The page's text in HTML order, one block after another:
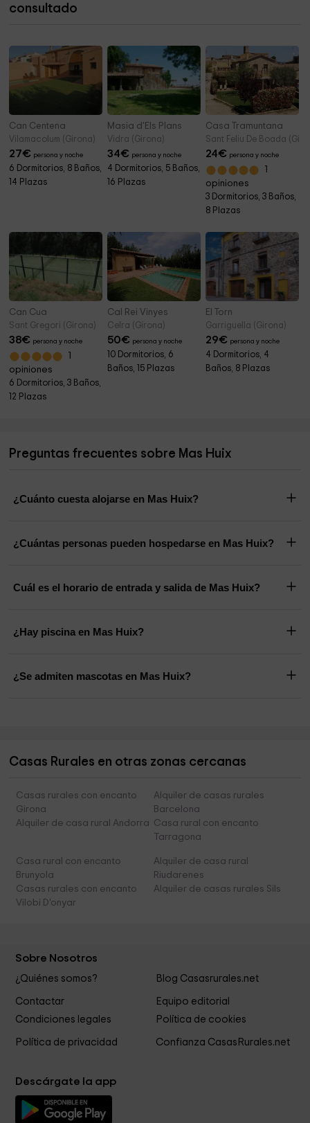
consultado
Can Centena
Vilamacolum (Girona)
27€ persona y noche
6 Dormitorios, 8 Baños,
14 Plazas
Masia d'Els Plans
Vidra (Girona)
34€ persona y noche
4 Dormitorios, 5 Baños,
16 Plazas
Casa Tramuntana
Sant Feliu De Boada
24€ persona y noche
opiniones
3 Dormitorios, 3 Baños,
8 Plazas
Can Cua
Sant Gregori (Girona)
38€ persona y noche
opiniones
6 Dormitorios, 3 Baños,
12 Plazas
Cal Rei Vinyes
Celra (Girona)
50€ persona y noche
10 Dormitorios, 6
Baños, 15 Plazas
El Torn
Garriguella (Girona)
29€ persona y noche
4 Dormitorios, 4
Baños, 8 Plazas
Preguntas frecuentes sobre Mas Huix
¿Cuánto cuesta alojarse en Mas Huix?
¿Cuántas personas pueden hospedarse en Mas Huix?
Cuál es el horario de entrada y salida de Mas Huix?
¿Hay piscina en Mas Huix?
¿Se admiten mascotas en Mas Huix?
Casas Rurales en otras zonas cercanas
Casas rurales con encanto
Girona
Alquiler de casas rurales
Barcelona
Alquiler de casa rural Andorra Casa rural con encanto
Tarragona
Casa rural con encanto
Brunyola
Alquiler de casa rural
Riudarenes
Casas rurales con encanto
Vilobi D'onyar
Alquiler de casas rurales Sils
Sobre Nosotros
¿Quiénes somos? Blog Casasrurales.net
Contactar
Equipo editorial
Condiciones legales
Política de cookies
Política de privacidad Confianza CasasRurales.net
Descárgate la app